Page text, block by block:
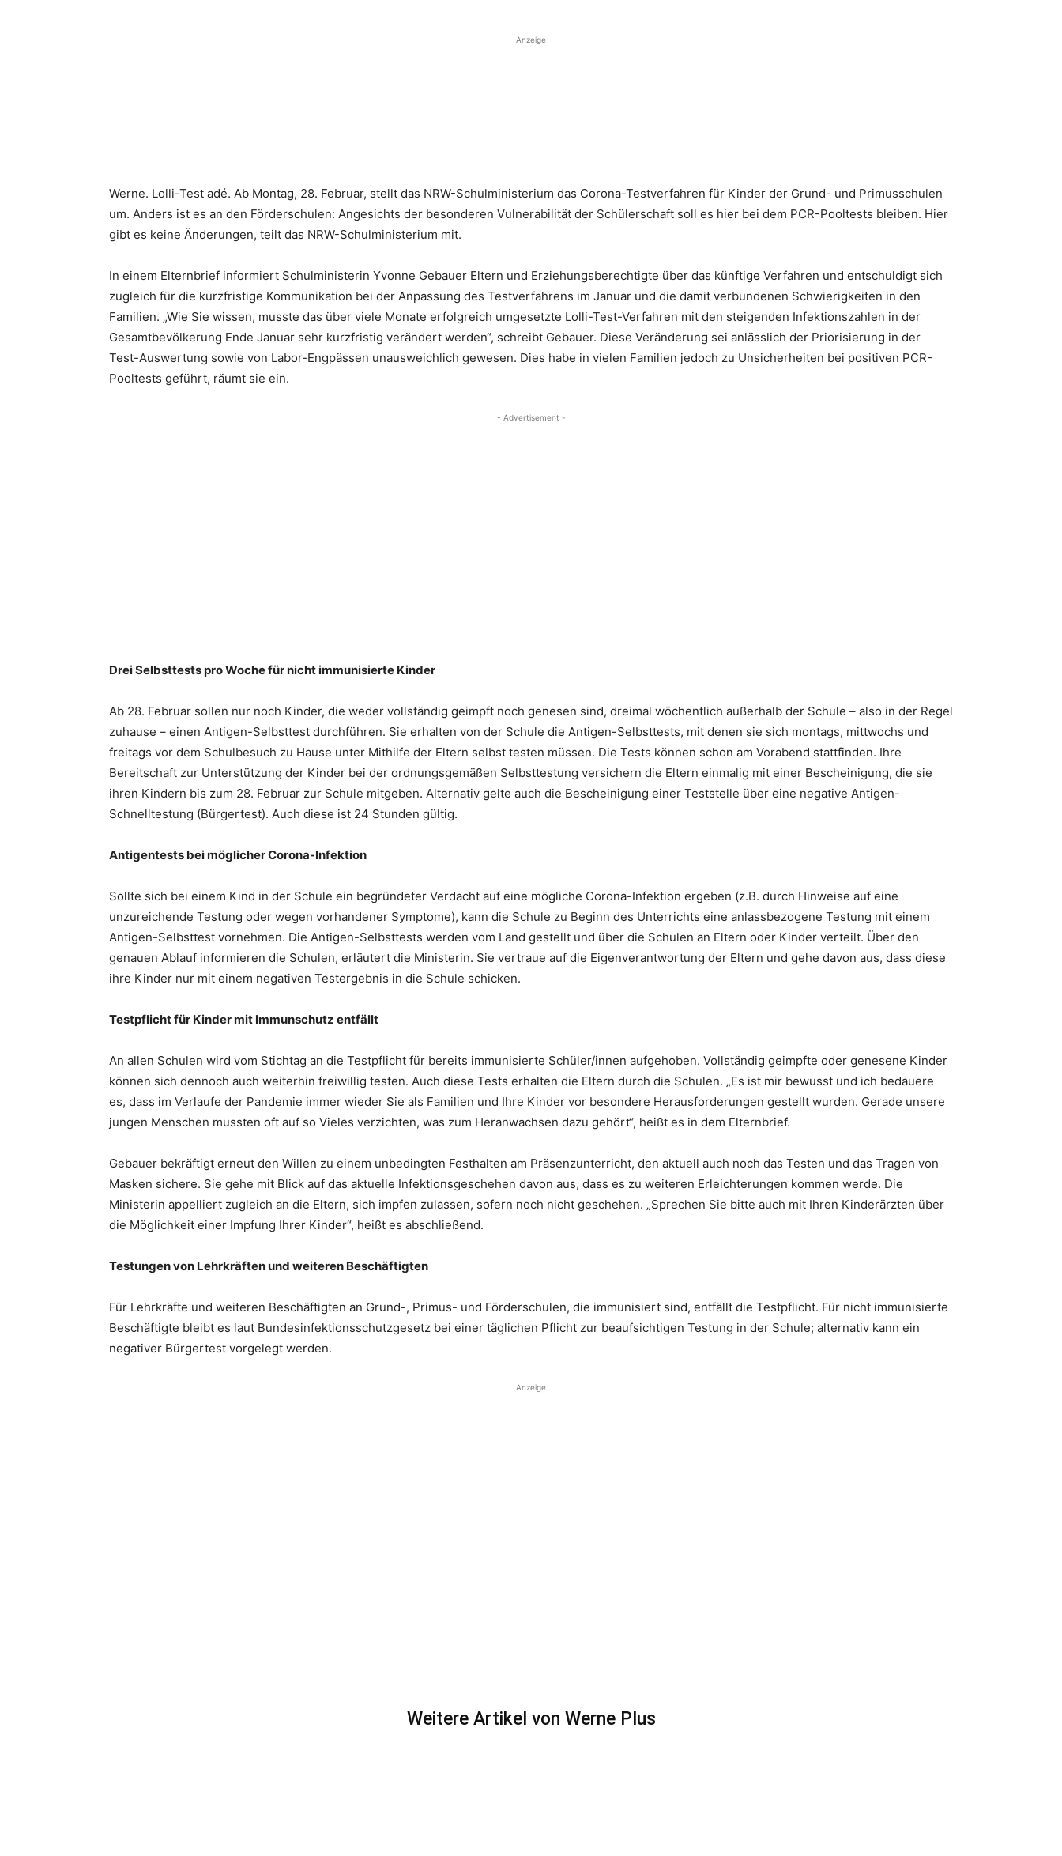
Anzeige
Werne. Lolli-Test adé. Ab Montag, 28. Februar, stellt das NRW-Schulministerium das Corona-Testverfahren für Kinder der Grund- und Primusschulen
um. Anders ist es an den Förderschulen: Angesichts der besonderen Vulnerabilität der Schülerschaft soll es hier bei dem PCR-Pooltests bleiben. Hier
gibt es keine Änderungen, teilt das NRW-Schulministerium mit.
In einem Elternbrief informiert Schulministerin Yvonne Gebauer Eltern und Erziehungsberechtigte über das künftige Verfahren und entschuldigt sich
zugleich für die kurzfristige Kommunikation bei der Anpassung des Testverfahrens im Januar und die damit verbundenen Schwierigkeiten in den
Familien. „Wie Sie wissen, musste das über viele Monate erfolgreich umgesetzte Lolli-Test-Verfahren mit den steigenden Infektionszahlen in der
Gesamtbevölkerung Ende Januar sehr kurzfristig verändert werden“, schreibt Gebauer. Diese Veränderung sei anlässlich der Priorisierung in der
Test-Auswertung sowie von Labor-Engpässen unausweichlich gewesen. Dies habe in vielen Familien jedoch zu Unsicherheiten bei positiven PCR-
Pooltests geführt, räumt sie ein.
- Advertisement -
Drei Selbsttests pro Woche für nicht immunisierte Kinder
Ab 28. Februar sollen nur noch Kinder, die weder vollständig geimpft noch genesen sind, dreimal wöchentlich außerhalb der Schule – also in der Regel
zuhause – einen Antigen-Selbsttest durchführen. Sie erhalten von der Schule die Antigen-Selbsttests, mit denen sie sich montags, mittwochs und
freitags vor dem Schulbesuch zu Hause unter Mithilfe der Eltern selbst testen müssen. Die Tests können schon am Vorabend stattfinden. Ihre
Bereitschaft zur Unterstützung der Kinder bei der ordnungsgemäßen Selbsttestung versichern die Eltern einmalig mit einer Bescheinigung, die sie
ihren Kindern bis zum 28. Februar zur Schule mitgeben. Alternativ gelte auch die Bescheinigung einer Teststelle über eine negative Antigen-
Schnelltestung (Bürgertest). Auch diese ist 24 Stunden gültig.
Antigentests bei möglicher Corona-Infektion
Sollte sich bei einem Kind in der Schule ein begründeter Verdacht auf eine mögliche Corona-Infektion ergeben (z.B. durch Hinweise auf eine
unzureichende Testung oder wegen vorhandener Symptome), kann die Schule zu Beginn des Unterrichts eine anlassbezogene Testung mit einem
Antigen-Selbsttest vornehmen. Die Antigen-Selbsttests werden vom Land gestellt und über die Schulen an Eltern oder Kinder verteilt. Über den
genauen Ablauf informieren die Schulen, erläutert die Ministerin. Sie vertraue auf die Eigenverantwortung der Eltern und gehe davon aus, dass diese
ihre Kinder nur mit einem negativen Testergebnis in die Schule schicken.
Testpflicht für Kinder mit Immunschutz entfällt
An allen Schulen wird vom Stichtag an die Testpflicht für bereits immunisierte Schüler/innen aufgehoben. Vollständig geimpfte oder genesene Kinder
können sich dennoch auch weiterhin freiwillig testen. Auch diese Tests erhalten die Eltern durch die Schulen. „Es ist mir bewusst und ich bedauere
es, dass im Verlaufe der Pandemie immer wieder Sie als Familien und Ihre Kinder vor besondere Herausforderungen gestellt wurden. Gerade unsere
jungen Menschen mussten oft auf so Vieles verzichten, was zum Heranwachsen dazu gehört“, heißt es in dem Elternbrief.
Gebauer bekräftigt erneut den Willen zu einem unbedingten Festhalten am Präsenzunterricht, den aktuell auch noch das Testen und das Tragen von
Masken sichere. Sie gehe mit Blick auf das aktuelle Infektionsgeschehen davon aus, dass es zu weiteren Erleichterungen kommen werde. Die
Ministerin appelliert zugleich an die Eltern, sich impfen zulassen, sofern noch nicht geschehen. „Sprechen Sie bitte auch mit Ihren Kinderärzten über
die Möglichkeit einer Impfung Ihrer Kinder“, heißt es abschließend.
Testungen von Lehrkräften und weiteren Beschäftigten
Für Lehrkräfte und weiteren Beschäftigten an Grund-, Primus- und Förderschulen, die immunisiert sind, entfällt die Testpflicht. Für nicht immunisierte
Beschäftigte bleibt es laut Bundesinfektionsschutzgesetz bei einer täglichen Pflicht zur beaufsichtigen Testung in der Schule; alternativ kann ein
negativer Bürgertest vorgelegt werden.
Anzeige
Weitere Artikel von Werne Plus